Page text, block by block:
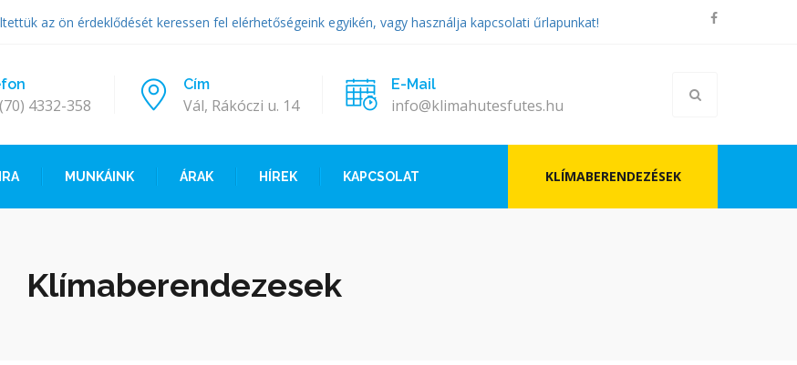
az ön érdeklődését keressen fel elérhetőségeink egyikén, vagy használja kapcsolati űrlapunkat!
4332-358
Cím
Vál, Rákóczi u. 14
E-Mail
info@klimahutesfutes.hu
MUNKÁINK ÁRAK HÍREK KAPCSOLAT KLÍMABERENDEZÉSEK
Klímaberendezesek